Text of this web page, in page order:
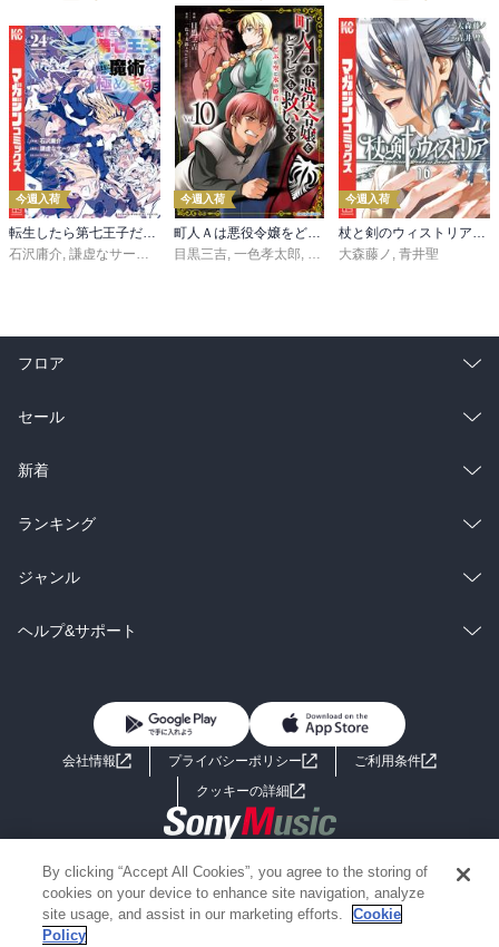
今週入荷
石沢庸介 謙虚なサークル メル。
今週入荷
目黒三吉 一色孝太郎 Parum
今週入荷
大森藤ノ 青井聖
フロア
総合
ラノベ
雑誌・グラビア
BL・TL
セール
総合
ラノベ
雑誌・グラビア
BL・TL
新着
総合
ラノベ
雑誌・グラビア
ランキング
総合
ラノベ
ジャンル
コミック
ライトノベル 男子向けラノベ
小説
海外小説
ミステリー SF
歴史・時代小説
ヘルプ&サポート
よくあるご質問 お問い合わせ
会社情報 プライバシーポリシー
ご利用条件
クッキーの詳細
Copyright 2017 - 2026 Sony Music Entertainment(Japan) Inc.
Information on the site is for the Japan domestic market only
powered by
By clicking “Accept All Cookies”, you agree to the storing of
cookies on your device to enhance site navigation, analyze
site usage, and assist in our marketing efforts.
Cookie
Policy